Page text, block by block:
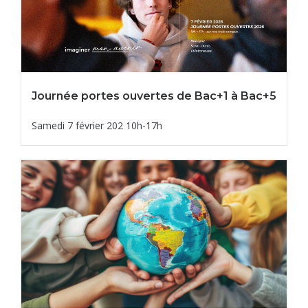
Journée portes ouvertes de Bac+1 à Bac+5
Samedi 7 février 202 10h-17h